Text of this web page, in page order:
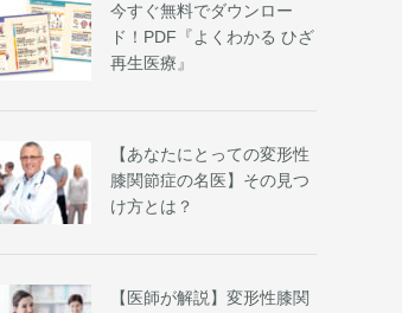
今すぐ無料でダウンロー
ド！PDF『よくわかる ひざ
再生医療』
【あなたにとっての変形性
膝関節症の名医】その見つ
け方とは？
【医師が解説】変形性膝関